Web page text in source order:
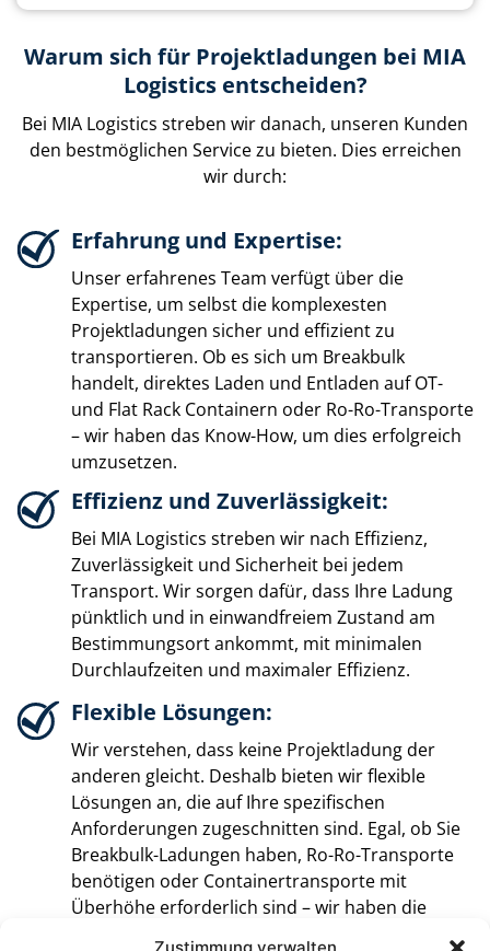
Warum sich für Projektladungen bei MIA
Logistics entscheiden?
Bei MIA Logistics streben wir danach, unseren Kunden
den bestmöglichen Service zu bieten. Dies erreichen
wir durch:
Erfahrung und Expertise:
Unser erfahrenes Team verfügt über die
Expertise, um selbst die komplexesten
Projektladungen sicher und effizient zu
transportieren. Ob es sich um Breakbulk
handelt, direktes Laden und Entladen auf OT-
und Flat Rack Containern oder Ro-Ro-Transporte
– wir haben das Know-How, um dies erfolgreich
umzusetzen.
Effizienz und Zuverlässigkeit:
Bei MIA Logistics streben wir nach Effizienz,
Zuverlässigkeit und Sicherheit bei jedem
Transport. Wir sorgen dafür, dass Ihre Ladung
pünktlich und in einwandfreiem Zustand am
Bestimmungsort ankommt, mit minimalen
Durchlaufzeiten und maximaler Effizienz.
Flexible Lösungen:
Wir verstehen, dass keine Projektladung der
anderen gleicht. Deshalb bieten wir flexible
Lösungen an, die auf Ihre spezifischen
Anforderungen zugeschnitten sind. Egal, ob Sie
Breakbulk-Ladungen haben, Ro-Ro-Transporte
benötigen oder Containertransporte mit
Überhöhe erforderlich sind – wir haben die